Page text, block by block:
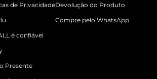
de Privacidade
é confiável
Presente
Devolução do Produto
Compre pelo WhatsApp